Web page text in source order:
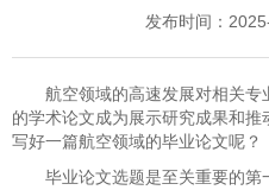
发布时间：
航空领域的高速发展对相关
的学术论文成为展示研究成果和
写好一篇航空领域的毕业论文呢？
毕业论文选题是至关重要的